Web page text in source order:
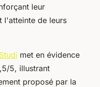
leur
l'atteinte de leurs
met en évidence
5, illustrant
proposé par la